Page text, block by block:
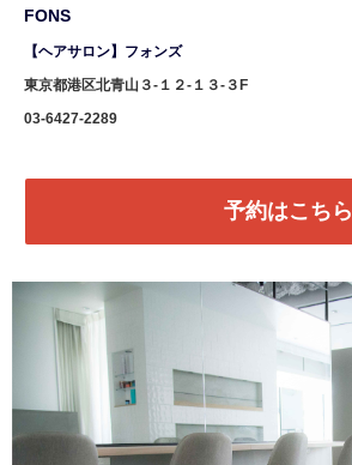
FONS
【ヘアサロン】フォンズ
東京都港区北青山３-１２-１３-３F
03-6427-2289
予約はこちら